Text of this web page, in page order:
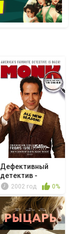
Дефективный
детектив -
Мистер Монк
2002 год 0%